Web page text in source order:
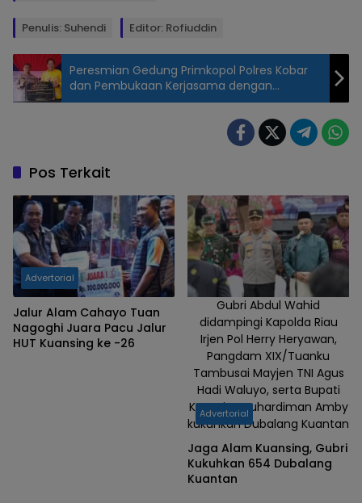
Penulis: Suhendi Editor: Rofiuddin
Ekonomi Kreatif
Republik
Indonesia, Bidang
Inovasi dan
Kreatifitas Restog
Krisna Kusuma
didampingi Bupati
Kuansing
Suhardiman
Peresmian Gedung Primkopol Polres Kobar
dan Pembukaan Kerjasama dengan
Megamaret
Pos Terkait
Advertorial
Jalur Alam Cahayo Tuan
Nagoghi Juara Pacu Jalur
HUT Kuansing ke -26
Gubri Abdul Wahid
didampingi Kapolda Riau
Irjen Pol Herry Heryawan,
Pangdam XIX/Tuanku
Tambusai Mayjen TNI Agus
Hadi Waluyo, serta Bupati
Kuansing Suhardiman Amby
kukuhkan Dubalang Kuantan
Advertorial
Jaga Alam Kuansing, Gubri
Kukuhkan 654 Dubalang
Kuantan